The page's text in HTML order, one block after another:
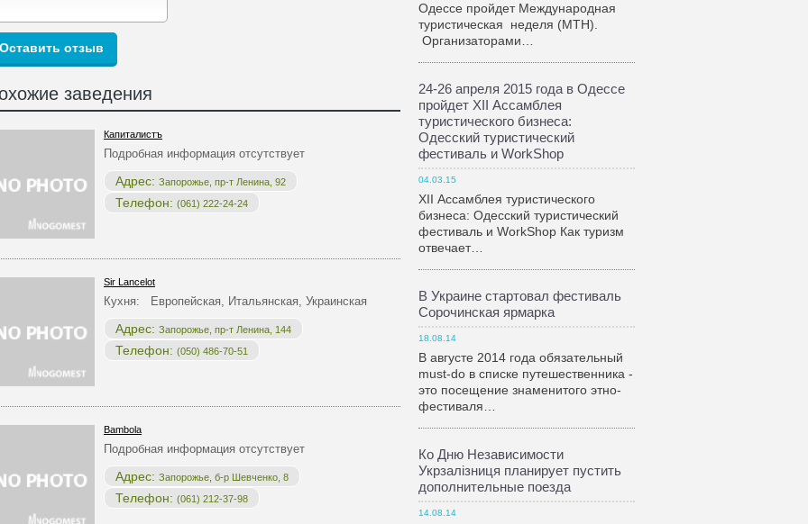
заведения
Капиталистъ
Подробная информация отсутствует
Адрес: Запорожье, пр-т Ленина, 92
Телефон: (061) 222-24-24
Sir Lancelot
Кухня: Европейская, Итальянская, Украинская
Адрес: Запорожье, пр-т Ленина, 144
Телефон: (050) 486-70-51
Bambola
Подробная информация отсутствует
Адрес: Запорожье, б-р Шевченко, 8
Телефон: (061) 212-37-98
Одессе пройдет Международная
туристическая неделя (МТН).
Организаторами…
24-26 апреля 2015 года в Одессе
пройдет XII Ассамблея
туристического бизнеса:
Одесский туристический
фестиваль и WorkShop
04.03.15
XII Ассамблея туристического
бизнеса: Одесский туристический
фестиваль и WorkShop Как туризм
отвечает…
В Украине стартовал фестиваль
Сорочинская ярмарка
18.08.14
В августе 2014 года обязательный
must-do в списке путешественника -
это посещение знаменитого этно-
фестиваля…
Ко Дню Независимости
Укрзалiзниця планирует пустить
дополнительные поезда
14.08.14